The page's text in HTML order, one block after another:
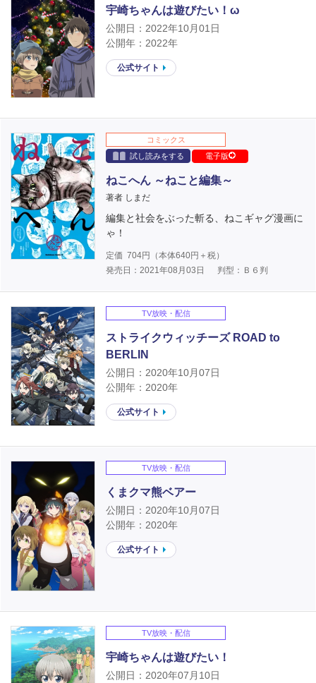
宇崎ちゃんは遊びたい！ω
公開日：2022年10月01日
公開年：2022年
公式サイト
コミックス
試し読みをする
電子版
ねこへん ～ねこと編集～
著者 しまだ
編集と社会をぶった斬る、ねこギャグ漫画に
ゃ！
定価 704円（本体640円＋税）
発売日：2021年08月03日
判型：Ｂ６判
TV放映・配信
ストライクウィッチーズ ROAD to
BERLIN
公開日：2020年10月07日
公開年：2020年
公式サイト
TV放映・配信
くまクマ熊ベアー
公開日：2020年10月07日
公開年：2020年
公式サイト
TV放映・配信
宇崎ちゃんは遊びたい！
公開日：2020年07月10日